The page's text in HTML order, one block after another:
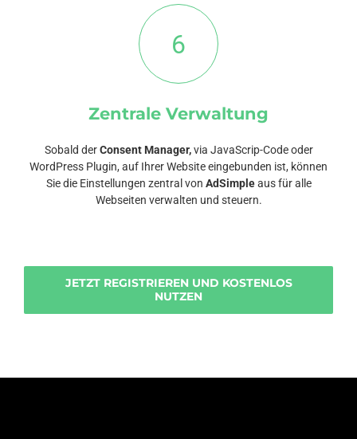
6
Zentrale Verwaltung
Sobald derConsent Manager,via JavaScrip-Code oder
WordPress Plugin, auf Ihrer Website eingebunden ist, können
Sie die Einstellungen zentral von AdSimpleaus für alle
Webseiten verwalten und steuern.
JETZT REGISTRIEREN UND KOSTENLOS
NUTZEN